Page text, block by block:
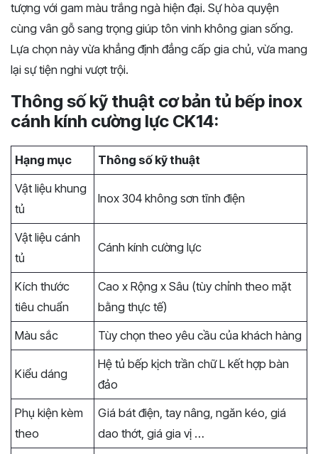
tượng với gam màu trắng ngà hiện đại. Sự hòa quyện
cùng vân gỗ sang trọng giúp tôn vinh không gian sống.
Lựa chọn này vừa khẳng định đẳng cấp gia chủ, vừa mang
lại sự tiện nghi vượt trội.
Thông số kỹ thuật cơ bản tủ bếp inox
cánh kính cường lực CK14:
Hạng mục
Thông số kỹ thuật
Vật liệu khung
tủ
Inox 304 không sơn tĩnh điện
Vật liệu cánh
tủ
Cánh kính cường lực
Kích thước
tiêu chuẩn
Cao x Rộng x Sâu (tùy chỉnh theo mặt
bằng thực tế)
Màu sắc
Tùy chọn theo yêu cầu của khách hàng
Kiểu dáng
Hệ tủ bếp kịch trần chữ L kết hợp bàn
đảo
Phụ kiện kèm
theo
Giá bát điện, tay nâng, ngăn kéo, giá
dao thớt, giá gia vị …